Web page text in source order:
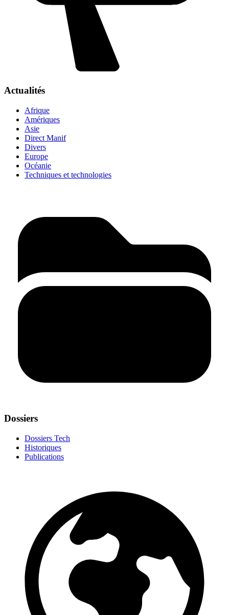
Actualités
Afrique
Amériques
Asie
Direct Manif
Divers
Europe
Océanie
Techniques et technologies
Dossiers
Dossiers Tech
Historiques
Publications